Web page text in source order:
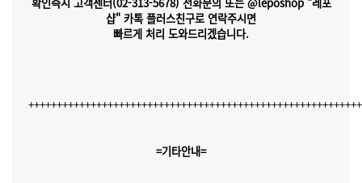
확인즉시 고객센터(02-313-5678) 전화문의 또는 @leposhop "레포
샵" 카톡 플러스친구로 연락주시면
빠르게 처리 도와드리겠습니다.
=기타안내=